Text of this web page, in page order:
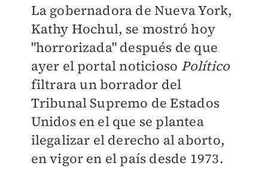
La gobernadora de Nueva York,
Kathy Hochul, se mostró hoy
"horrorizada" después de que
ayer el portal noticioso Político
filtrara un borrador del
Tribunal Supremo de Estados
Unidos en el que se plantea
ilegalizar el derecho al aborto,
en vigor en el país desde 1973.